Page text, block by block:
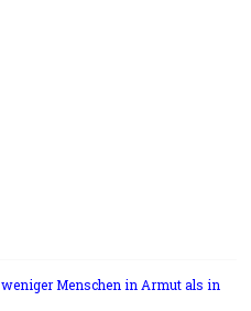
Menschen in Armut als in